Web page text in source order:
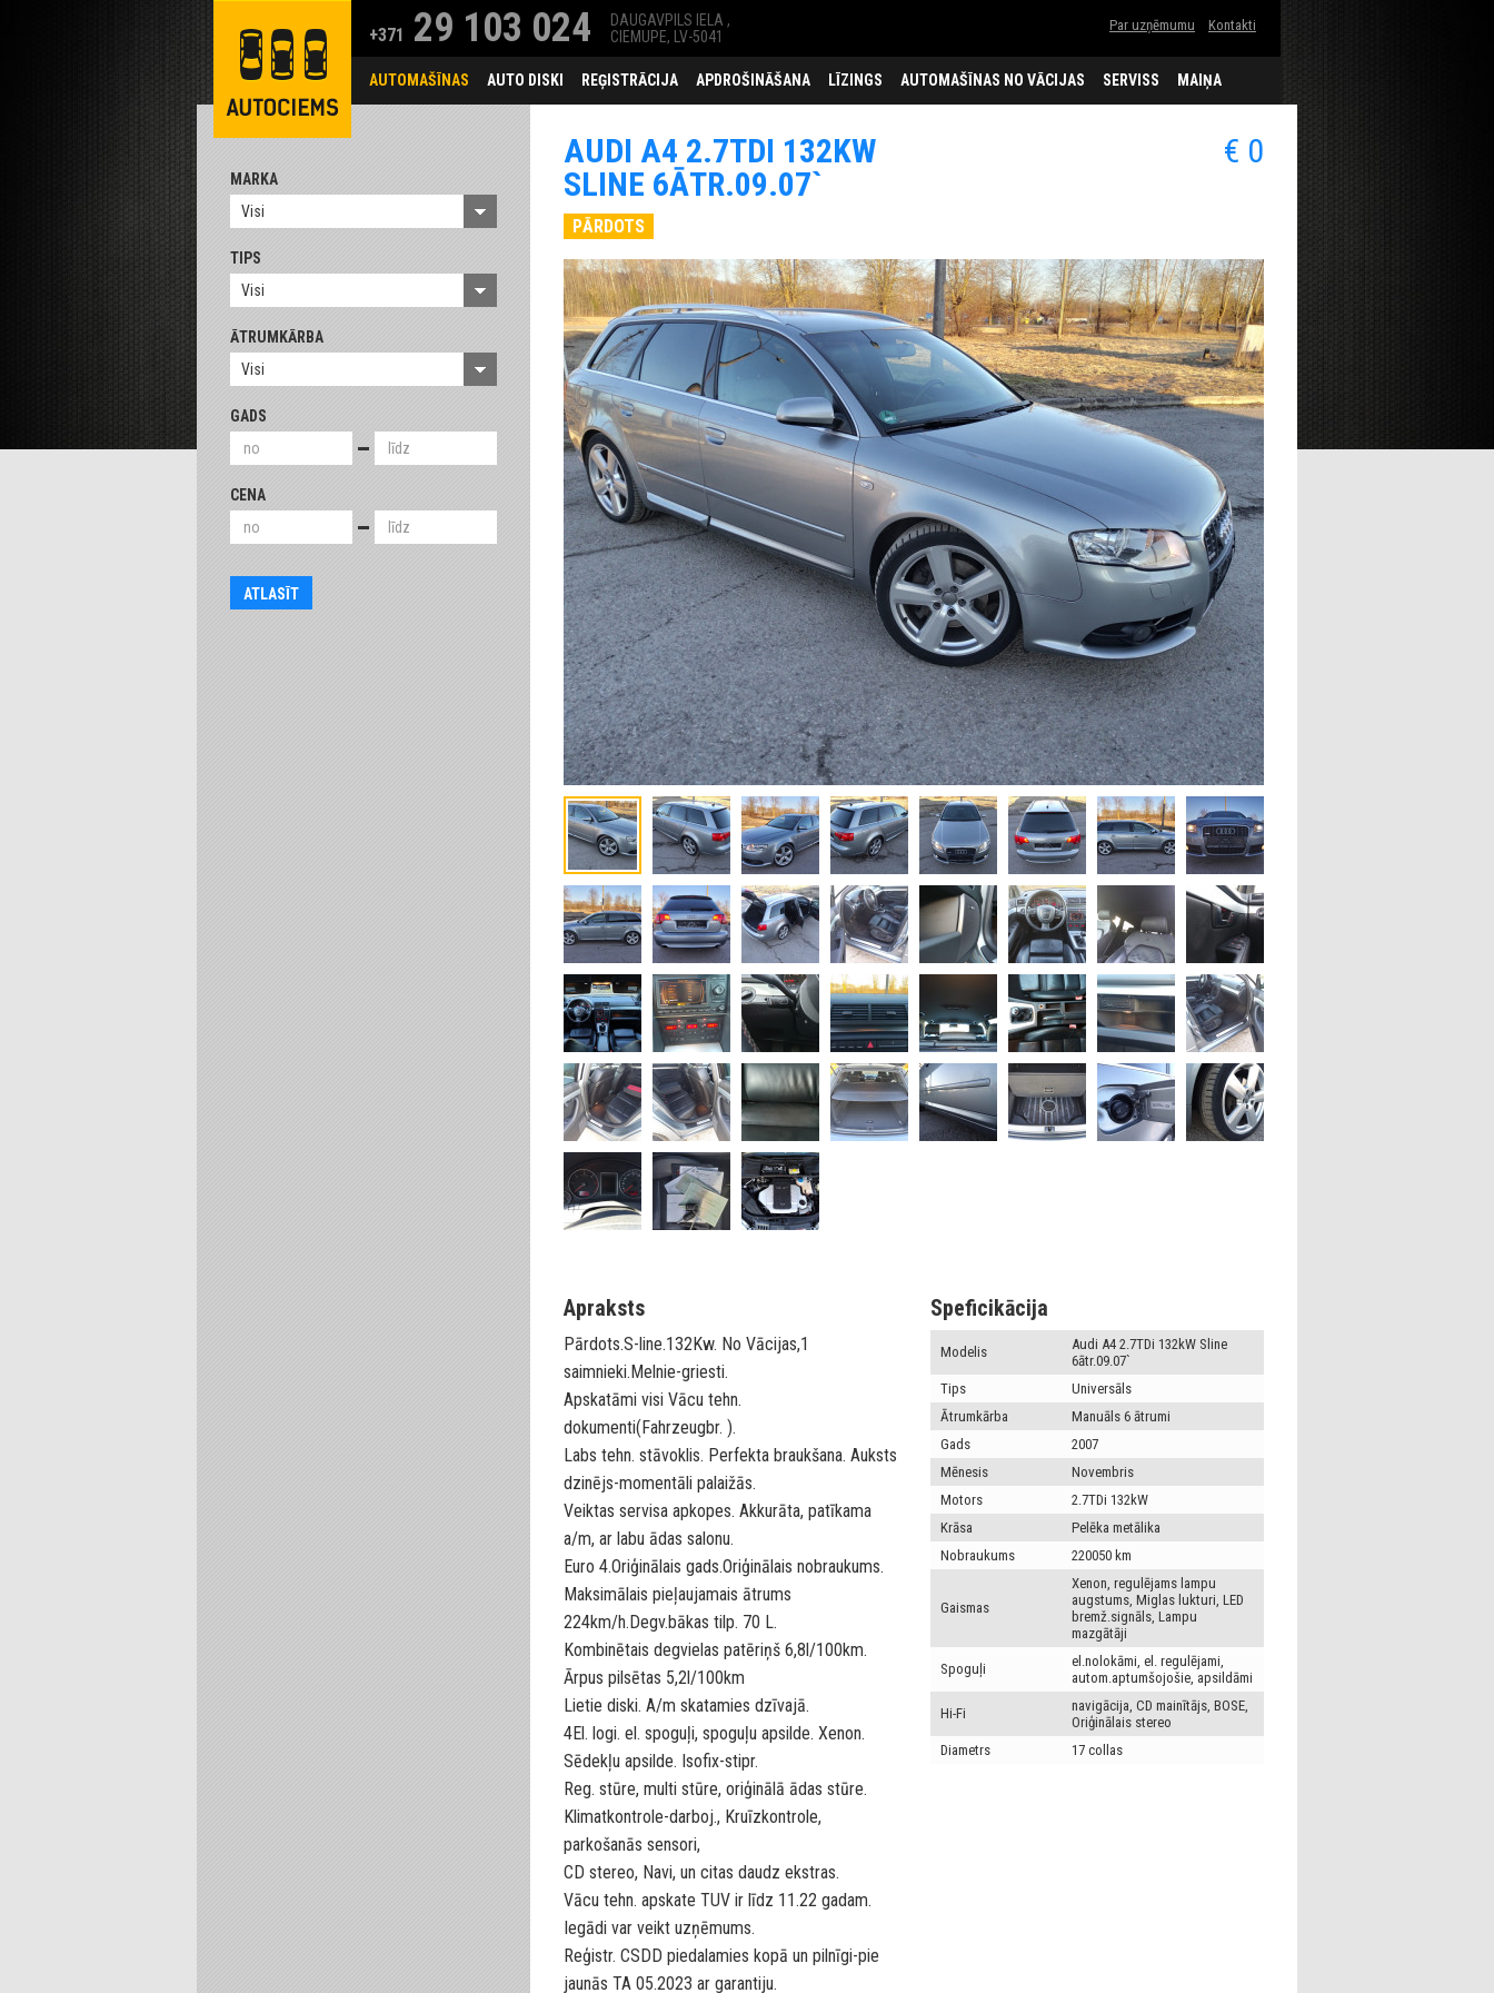
+371 29 103 024
DAUGAVPILS IELA ,
CIEMUPE, LV-5041
Par uzņēmumu Kontakti
AUTOMAŠĪNAS AUTO DISKI REĢISTRĀCIJA APDROŠINĀŠANA LĪZINGS AUTOMAŠĪNAS NO VĀCIJAS SERVISS MAIŅA
MARKA
Visi
TIPS
Visi
ĀTRUMKĀRBA
Visi
GADS
CENA
AUDI A4 2.7TDI 132KW
SLINE 6ĀTR.09.07`
PĀRDOTS
€ 0
Apraksts
Pārdots.S-line.132Kw. No Vācijas,1
saimnieki.Melnie-griesti.
Apskatāmi visi Vācu tehn.
dokumenti(Fahrzeugbr. ).
Labs tehn. stāvoklis. Perfekta braukšana. Auksts
dzinējs-momentāli palaižās.
Veiktas servisa apkopes. Akkurāta, patīkama
a/m, ar labu ādas salonu.
Euro 4.Oriģinālais gads.Oriģinālais nobraukums.
Maksimālais pieļaujamais ātrums
224km/h.Degv.bākas tilp. 70 L.
Kombinētais degvielas patēriņš 6,8l/100km.
Ārpus pilsētas 5,2l/100km
Lietie diski. A/m skatamies dzīvajā.
4El. logi. el. spoguļi, spoguļu apsilde. Xenon.
Sēdekļu apsilde. Isofix-stipr.
Reg. stūre, multi stūre, oriģinālā ādas stūre.
Klimatkontrole-darboj., Kruīzkontrole,
parkošanās sensori,
CD stereo, Navi, un citas daudz ekstras.
Vācu tehn. apskate TUV ir līdz 11.22 gadam.
Iegādi var veikt uzņēmums.
Reģistr. CSDD piedalamies kopā un pilnīgi-pie
jaunās TA 05.2023 ar garantiju.
Speficikācija
Modelis
Audi A4 2.7TDi 132kW Sline
6ātr.09.07`
Tips
Universāls
Ātrumkārba
Manuāls 6 ātrumi
Gads
2007
Mēnesis
Novembris
Motors
2.7TDi 132kW
Krāsa
Pelēka metālika
Nobraukums
220050 km
Gaismas
Xenon, regulējams lampu
augstums, Miglas lukturi, LED
bremž.signāls, Lampu
mazgātāji
Spoguļi
el.nolokāmi, el. regulējami,
autom.aptumšojošie, apsildāmi
Hi-Fi
navigācija, CD mainītājs, BOSE,
Oriģinālais stereo
Diametrs
17 collas